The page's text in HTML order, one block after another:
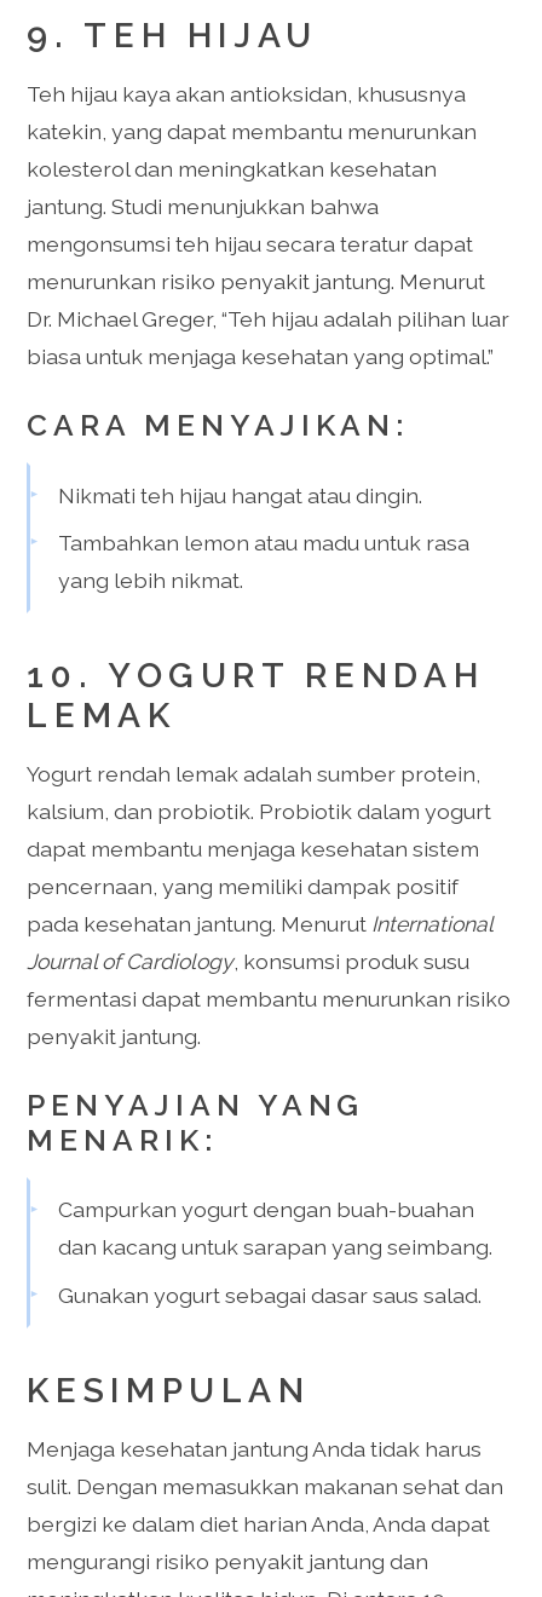
9. TEH HIJAU
Teh hijau kaya akan antioksidan, khususnya
katekin, yang dapat membantu menurunkan
kolesterol dan meningkatkan kesehatan
jantung. Studi menunjukkan bahwa
mengonsumsi teh hijau secara teratur dapat
menurunkan risiko penyakit jantung. Menurut
Dr. Michael Greger, “Teh hijau adalah pilihan luar
biasa untuk menjaga kesehatan yang optimal.”
CARA MENYAJIKAN:
Nikmati teh hijau hangat atau dingin.
Tambahkan lemon atau madu untuk rasa
yang lebih nikmat.
10. YOGURT RENDAH
LEMAK
Yogurt rendah lemak adalah sumber protein,
kalsium, dan probiotik. Probiotik dalam yogurt
dapat membantu menjaga kesehatan sistem
pencernaan, yang memiliki dampak positif
pada kesehatan jantung. Menurut International
Journal of Cardiology, konsumsi produk susu
fermentasi dapat membantu menurunkan risiko
penyakit jantung.
PENYAJIAN YANG
MENARIK:
Campurkan yogurt dengan buah-buahan
dan kacang untuk sarapan yang seimbang.
Gunakan yogurt sebagai dasar saus salad.
KESIMPULAN
Menjaga kesehatan jantung Anda tidak harus
sulit. Dengan memasukkan makanan sehat dan
bergizi ke dalam diet harian Anda, Anda dapat
mengurangi risiko penyakit jantung dan